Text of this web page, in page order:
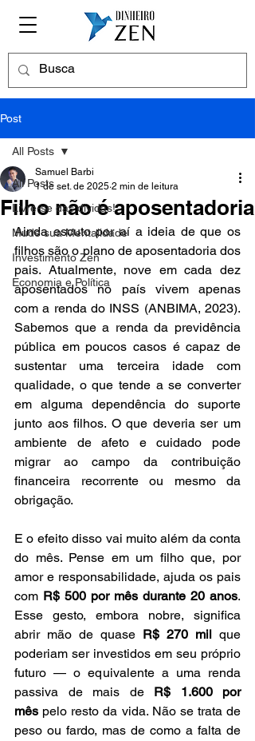
Post
All Posts
Livre-se das dívidas!
Mude sua Mentalidade
Investimento Zen
Economia e Política
All Posts
Filho não é aposentadoria
Samuel Barbi
1 de set. de 2025 2 min de leitura
Ainda escuto por aí a ideia de que os
filhos são o plano de aposentadoria dos
pais. Atualmente, nove em cada dez
aposentados no país vivem apenas
com a renda do INSS (ANBIMA, 2023).
Sabemos que a renda da previdência
pública em poucos casos é capaz de
sustentar uma terceira idade com
qualidade, o que tende a se converter
em alguma dependência do suporte
junto aos filhos. O que deveria ser um
ambiente de afeto e cuidado pode
migrar ao campo da contribuição
financeira recorrente ou mesmo da
obrigação.
E o efeito disso vai muito além da conta
do mês. Pense em um filho que, por
amor e responsabilidade, ajuda os pais
com R$ 500 por mês durante 20 anos.
Esse gesto, embora nobre, significa
abrir mão de quase R$ 270 mil que
poderiam ser investidos em seu próprio
futuro — o equivalente a uma renda
passiva de mais de R$ 1.600 por
mês pelo resto da vida. Não se trata de
peso ou fardo, mas de como a falta de